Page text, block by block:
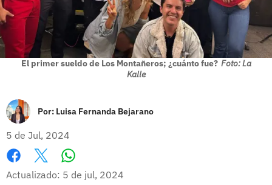
El primer sueldo de Los Montañeros; ¿cuánto fue? Foto: La
Kalle
Por: Luisa Fernanda Bejarano
5 de Jul, 2024
Facebook
X
Actualizado: 5 de jul, 2024